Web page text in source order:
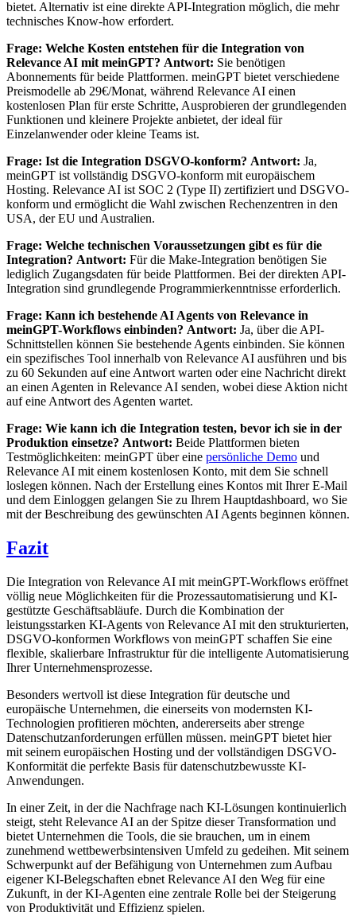
bietet. Alternativ ist eine direkte API-Integration möglich, die mehr
technisches Know-how erfordert.
Frage: Welche Kosten entstehen für die Integration von
Relevance AI mit meinGPT? Antwort: Sie benötigen
Abonnements für beide Plattformen. meinGPT bietet verschiedene
Preismodelle ab 29€/Monat, während Relevance AI einen
kostenlosen Plan für erste Schritte, Ausprobieren der grundlegenden
Funktionen und kleinere Projekte anbietet, der ideal für
Einzelanwender oder kleine Teams ist.
Frage: Ist die Integration DSGVO-konform? Antwort: Ja,
meinGPT ist vollständig DSGVO-konform mit europäischem
Hosting. Relevance AI ist SOC 2 (Type II) zertifiziert und DSGVO-
konform und ermöglicht die Wahl zwischen Rechenzentren in den
USA, der EU und Australien.
Frage: Welche technischen Voraussetzungen gibt es für die
Integration? Antwort: Für die Make-Integration benötigen Sie
lediglich Zugangsdaten für beide Plattformen. Bei der direkten API-
Integration sind grundlegende Programmierkenntnisse erforderlich.
Frage: Kann ich bestehende AI Agents von Relevance in
meinGPT-Workflows einbinden? Antwort: Ja, über die API-
Schnittstellen können Sie bestehende Agents einbinden. Sie können
ein spezifisches Tool innerhalb von Relevance AI ausführen und bis
zu 60 Sekunden auf eine Antwort warten oder eine Nachricht direkt
an einen Agenten in Relevance AI senden, wobei diese Aktion nicht
auf eine Antwort des Agenten wartet.
Frage: Wie kann ich die Integration testen, bevor ich sie in der
Produktion einsetze? Antwort: Beide Plattformen bieten
Testmöglichkeiten: meinGPT über eine persönliche Demo und
Relevance AI mit einem kostenlosen Konto, mit dem Sie schnell
loslegen können. Nach der Erstellung eines Kontos mit Ihrer E-Mail
und dem Einloggen gelangen Sie zu Ihrem Hauptdashboard, wo Sie
mit der Beschreibung des gewünschten AI Agents beginnen können.
Fazit
Die Integration von Relevance AI mit meinGPT-Workflows eröffnet
völlig neue Möglichkeiten für die Prozessautomatisierung und KI-
gestützte Geschäftsabläufe. Durch die Kombination der
leistungsstarken KI-Agents von Relevance AI mit den strukturierten,
DSGVO-konformen Workflows von meinGPT schaffen Sie eine
flexible, skalierbare Infrastruktur für die intelligente Automatisierung
Ihrer Unternehmensprozesse.
Besonders wertvoll ist diese Integration für deutsche und
europäische Unternehmen, die einerseits von modernsten KI-
Technologien profitieren möchten, andererseits aber strenge
Datenschutzanforderungen erfüllen müssen. meinGPT bietet hier
mit seinem europäischen Hosting und der vollständigen DSGVO-
Konformität die perfekte Basis für datenschutzbewusste KI-
Anwendungen.
In einer Zeit, in der die Nachfrage nach KI-Lösungen kontinuierlich
steigt, steht Relevance AI an der Spitze dieser Transformation und
bietet Unternehmen die Tools, die sie brauchen, um in einem
zunehmend wettbewerbsintensiven Umfeld zu gedeihen. Mit seinem
Schwerpunkt auf der Befähigung von Unternehmen zum Aufbau
eigener KI-Belegschaften ebnet Relevance AI den Weg für eine
Zukunft, in der KI-Agenten eine zentrale Rolle bei der Steigerung
von Produktivität und Effizienz spielen.